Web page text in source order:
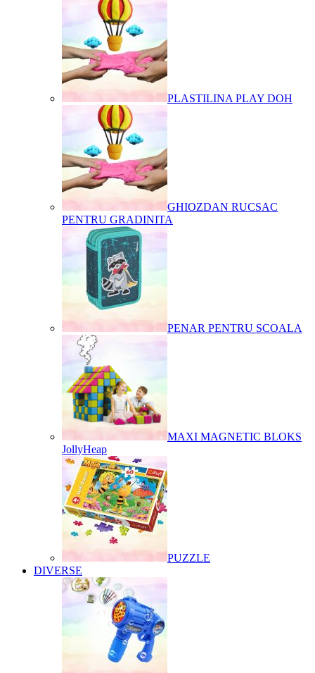
PLASTILINA PLAY DOH
GHIOZDAN RUCSAC
PENTRU GRADINITA
PENAR PENTRU SCOALA
MAXI MAGNETIC BLOKS
JollyHeap
PUZZLE
DIVERSE